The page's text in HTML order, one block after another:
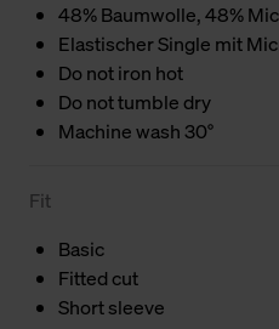
48% Baumwolle, 48%
Elastischer Single mit
Do not iron hot
Do not tumble dry
Machine wash 30°
Fit
Basic
Fitted cut
Short sleeve